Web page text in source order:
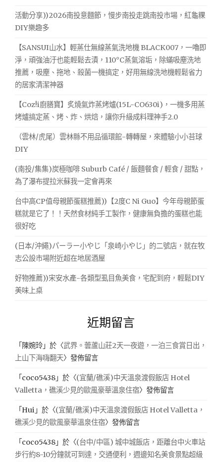
活動分享))2026南投意麵節，慢步南投走跳南投市場，紅龜粿
DIY樂趣多
【SANSUI山水】輕蒸仕無線蒸氣洗地機 BLACK007，一嚕即
淨，頑強油汙也能輕鬆去漬，110°C蒸氣溶垢，除蟎吸塵洗地
推薦，吸塵、拖地、殺菌一機搞定，好用無線洗地機輕鬆省力
的居家清潔神器
【Coz!i廚膳寶】炙燒氣炸蒸烤爐(15L-CO630i)，一機多用蒸
烤爐搞定蒸、烤、炸、烘焙，讓你升級成料理神手2.0
（雲林/虎尾）雲林縣不用品循環館-轉轉屋，來體驗小小苔球
DIY
(南投/集集)炭極咖啡 Suburb Café / 飯麵餐食 / 輕食 / 甜點，
為了瀑布提拉米蘇我一定會再來
台中高CP值母親節蛋糕推薦))【2度C Ni Guo】今年母親節蛋
糕就是它了！！天然食材純手工製作，健康無負擔的蛋糕也能
很好吃
(日本/沖繩)パーラー小やじ「泉崎小やじ」的二號店，就在牧
志公設市場附近超在地居酒屋
好物推薦))宋安水產-各類型虱目魚美食，宅配到府，輕鬆DIY
美味上桌
近期留言
「 陳婉玲 」於〈武界。蕓蘆山莊2天一夜遊，一泊三食賞日出，
上山下海嗨翻天〉發佈留言
「 coco5438 」於〈(宜蘭/礁溪)中天溫泉渡假飯店 Hotel
Valletta，礁溪少見的歐風豪華溫泉住宿〉發佈留言
「Hui 」於〈(宜蘭/礁溪)中天溫泉渡假飯店 Hotel Valletta，
礁溪少見的歐風豪華溫泉住宿〉發佈留言
「 coco5438 」於〈(台中/中區) 城中城飯店，距離台中火車站
步行約8-10分鐘就可到達，交通便利，週邊知名美食景點超級